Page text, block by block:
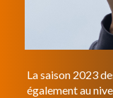
La saison 2023
également au